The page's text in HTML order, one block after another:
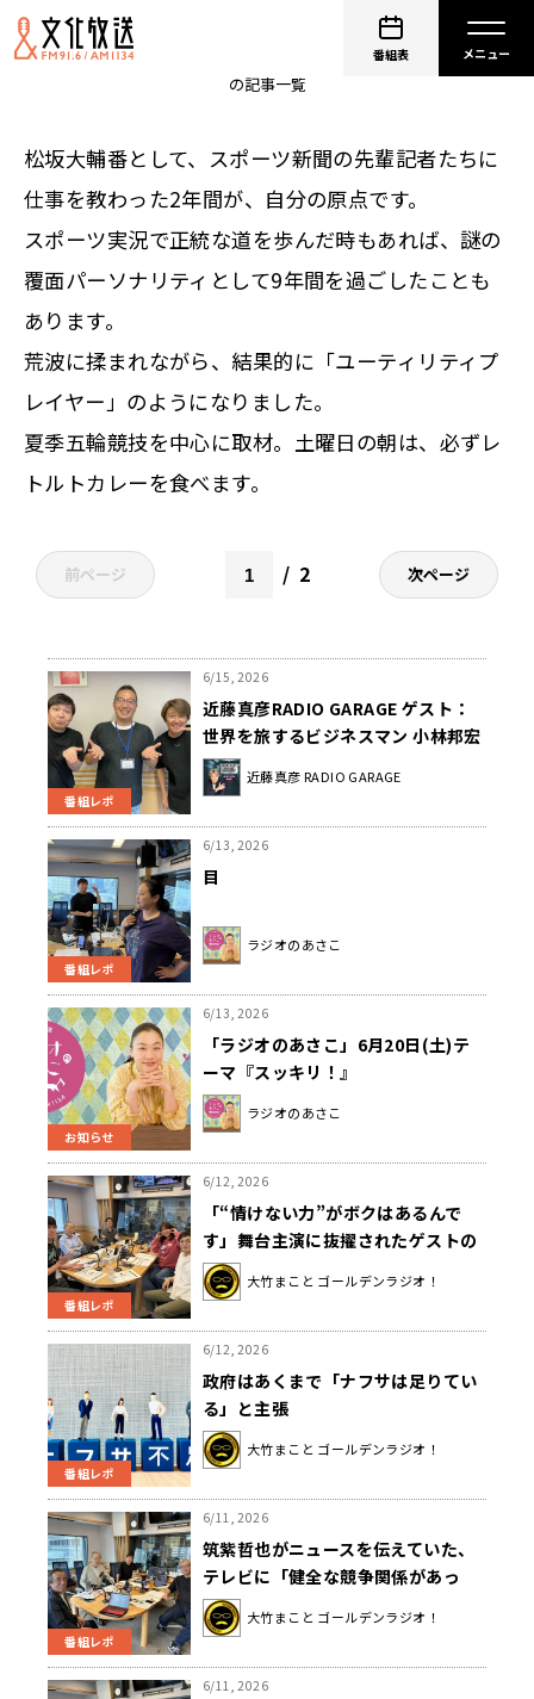
番組表
の記事一覧
松坂大輔番として、スポーツ新聞の先輩記者たちに
仕事を教わった2年間が、自分の原点です。
スポーツ実況で正統な道を歩んだ時もあれば、謎の
覆面パーソナリティとして9年間を過ごしたことも
あります。
荒波に揉まれながら、結果的に「ユーティリティプ
レイヤー」のようになりました。
夏季五輪競技を中心に取材。土曜日の朝は、必ずレ
トルトカレーを食べます。
前ページ 2 次ページ
番組レポ
6/15, 2026
近藤真彦RADIO GARAGE ゲスト：
世界を旅するビジネスマン 小林邦宏
さん②
近藤真彦 RADIO GARAGE
番組レポ
6/13, 2026
目
ラジオのあさこ
お知らせ
6/13, 2026
「ラジオのあさこ」6月20日(土)テ
ーマ『スッキリ！』
ラジオのあさこ
番組レポ
6/12, 2026
「“情けない力”がボクはあるんで
す」舞台主演に抜擢されたゲストの
発言に大竹「？」
大竹まこと ゴールデンラジオ！
番組レポ
6/12, 2026
政府はあくまで「ナフサは足りてい
る」と主張
大竹まこと ゴールデンラジオ！
番組レポ
6/11, 2026
筑紫哲也がニュースを伝えていた、
テレビに「健全な競争関係があっ
た」時代
大竹まこと ゴールデンラジオ！
6/11, 2026